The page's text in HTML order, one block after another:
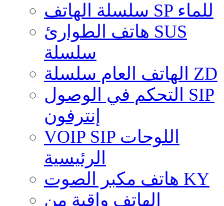
سلسلة الهاتف SP للماء
هاتف الطوارئ SUS
سلسلة
الهاتف العام سلسلة ZD
التحكم في الوصول SIP
إنترفون
VOIP SIP اللوحات
الرئيسية
هاتف مكبر الصوت KY
الهاتف واقية من